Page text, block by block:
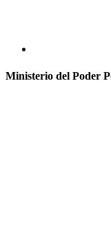
Ministerio del Poder